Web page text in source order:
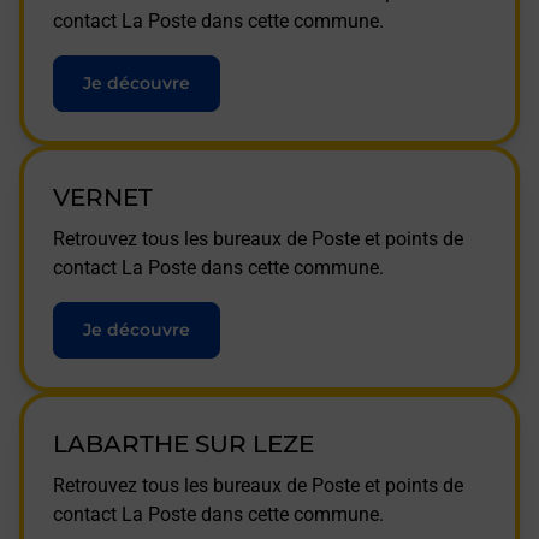
contact La Poste dans cette commune.
Je découvre
VERNET
Retrouvez tous les bureaux de Poste et points de
contact La Poste dans cette commune.
Je découvre
LABARTHE SUR LEZE
Retrouvez tous les bureaux de Poste et points de
contact La Poste dans cette commune.